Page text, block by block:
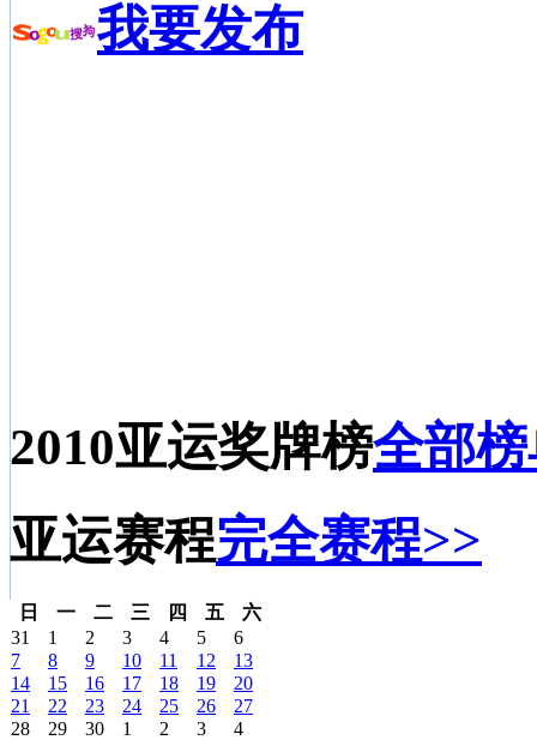
我要发布
2010亚运奖牌榜全部
亚运赛程完全赛程>>
日 一 二 三 四 五
六
31
1 2 3 4 5
6
7
8 9 10 11 12
13
14
15 16 17 18 19
20
21
22 23 24 25 26
27
28
29 30 1 2 3 4